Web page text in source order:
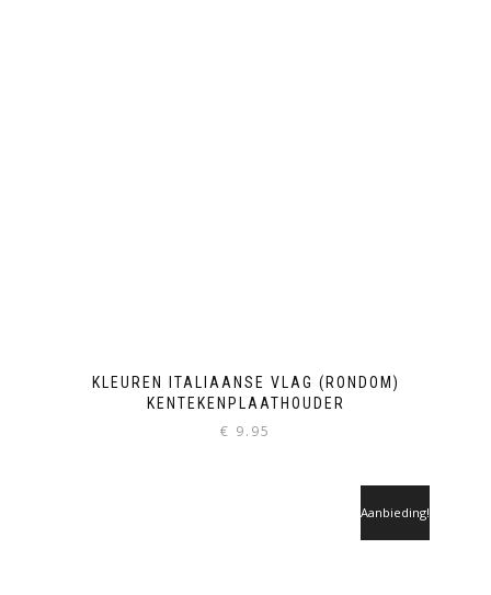
KLEUREN ITALIAANSE VLAG (RONDOM)
KENTEKENPLAATHOUDER
€ 9.95
Aanbieding!